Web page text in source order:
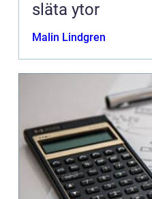
släta ytor
Malin Lindgren